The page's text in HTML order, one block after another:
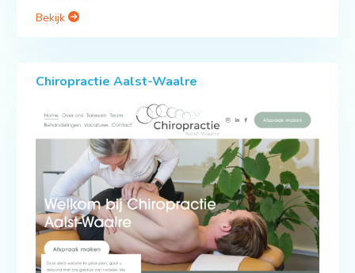
Bekijk
Chiropractie Aalst-Waalre